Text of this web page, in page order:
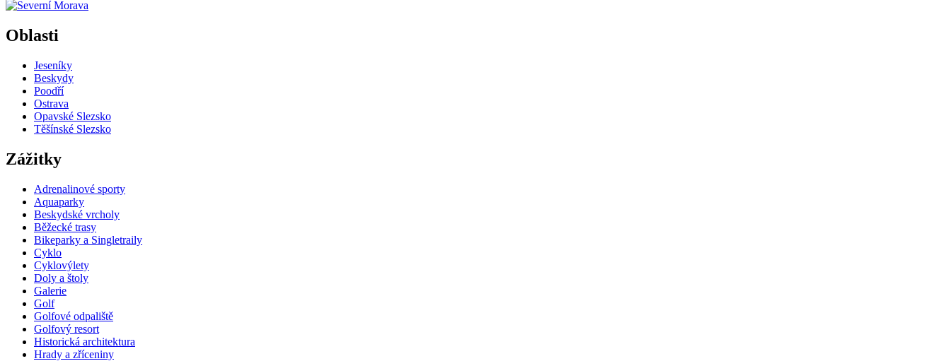
Oblasti
Jeseníky
Beskydy
Poodří
Ostrava
Opavské Slezsko
Těšínské Slezsko
Zážitky
Adrenalinové sporty
Aquaparky
Beskydské vrcholy
Běžecké trasy
Bikeparky a Singletraily
Cyklo
Cyklovýlety
Doly a štoly
Galerie
Golf
Golfové odpaliště
Golfový resort
Historická architektura
Hrady a zříceniny